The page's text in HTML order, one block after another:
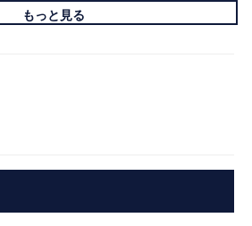
もっと見る